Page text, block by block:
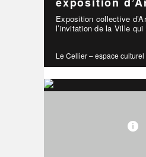
Exposition collective
l’invitation de la Ville
Le Cellier – espace culturel